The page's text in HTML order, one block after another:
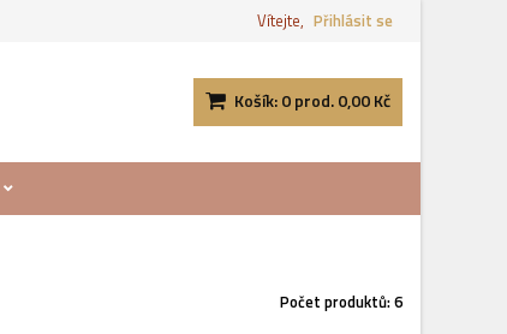
Vítejte, Přihlásit se
Košík:0prod.0,00 Kč
Počet produktů: 6